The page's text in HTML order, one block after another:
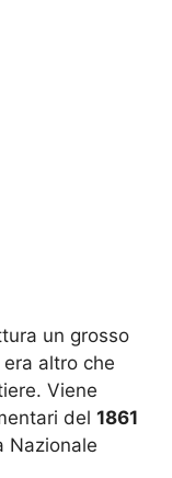
un grosso
altro che
Viene
del 1861
Nazionale